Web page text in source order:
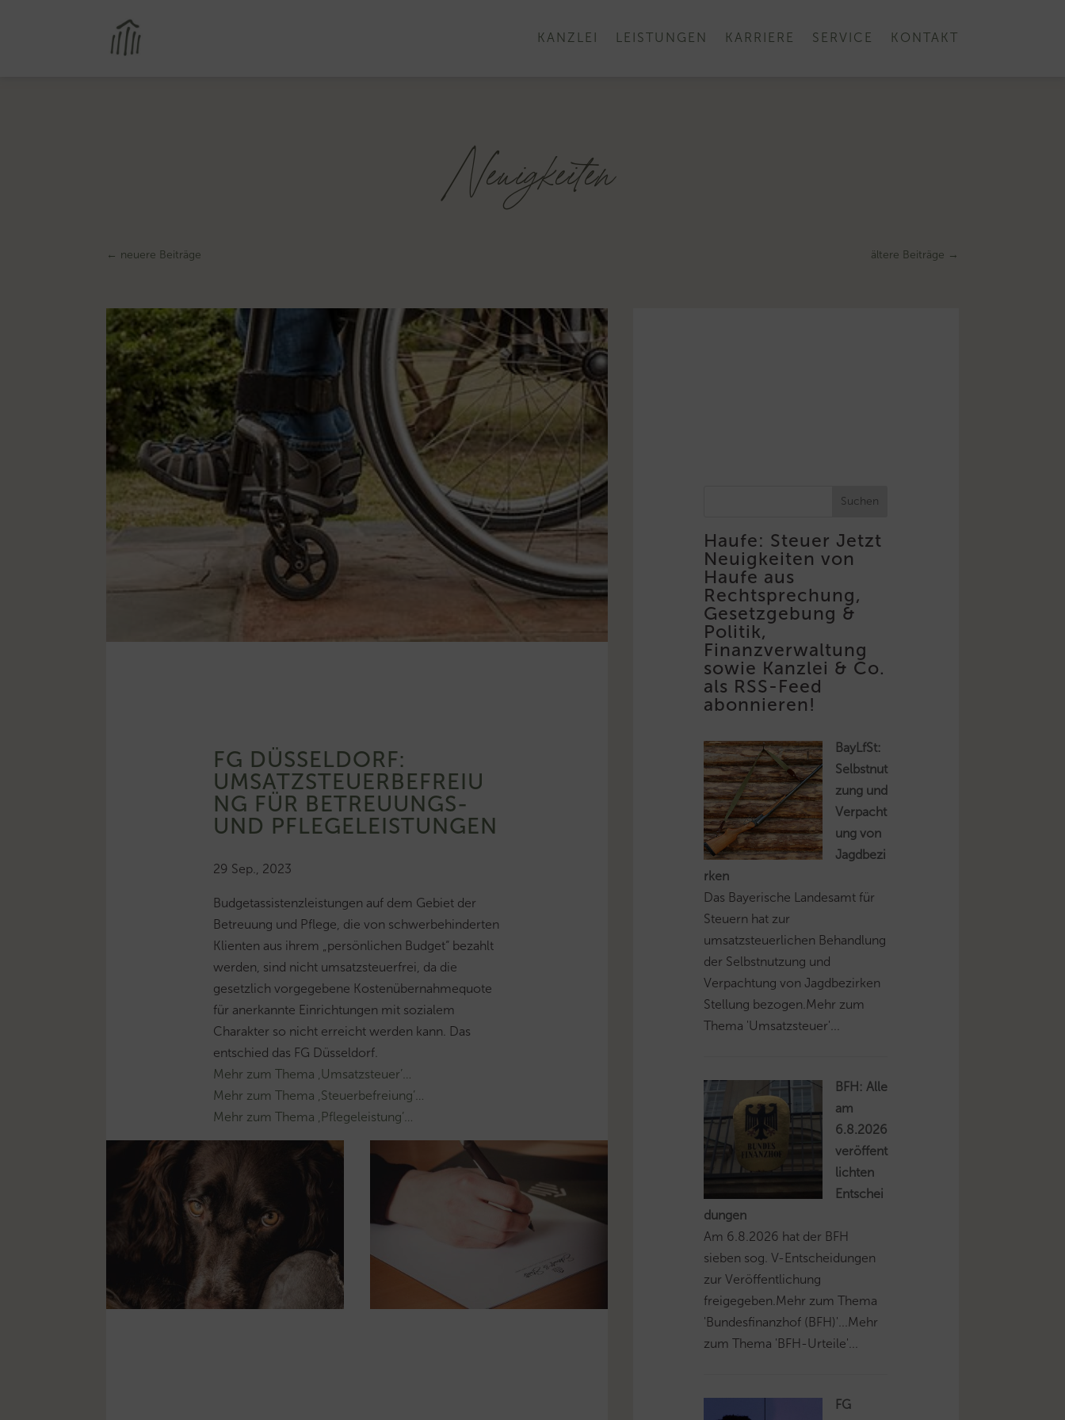
KANZLEI LEISTUNGEN KARRIERE SERVICE KONTAKT
Neuigkeiten
← neuere Beiträge ältere Beiträge →
FG DÜSSELDORF:
UMSATZSTEUERBEFREIU
NG FÜR BETREUUNGS-
UND PFLEGELEISTUNGEN
29 Sep., 2023
Budgetassistenzleistungen auf dem Gebiet der
Betreuung und Pflege, die von schwerbehinderten
Klienten aus ihrem „persönlichen Budget“ bezahlt
werden, sind nicht umsatzsteuerfrei, da die
gesetzlich vorgegebene Kostenübernahmequote
für anerkannte Einrichtungen mit sozialem
Charakter so nicht erreicht werden kann. Das
entschied das FG Düsseldorf.
Mehr zum Thema ‚Umsatzsteuer’…
Mehr zum Thema ‚Steuerbefreiung’…
Mehr zum Thema ‚Pflegeleistung’…
Suchen
Haufe: Steuer Jetzt
Neuigkeiten von
Haufe aus
Rechtsprechung,
Gesetzgebung &
Politik,
Finanzverwaltung
sowie Kanzlei & Co.
als RSS-Feed
abonnieren!
BayLfSt:
Selbstnut
zung und
Verpacht
ung von
Jagdbezi
rken
Das Bayerische Landesamt für
Steuern hat zur
umsatzsteuerlichen Behandlung
der Selbstnutzung und
Verpachtung von Jagdbezirken
Stellung bezogen.Mehr zum
Thema 'Umsatzsteuer'...
BFH: Alle
am
6.8.2026
veröffent
lichten
Entschei
dungen
Am 6.8.2026 hat der BFH
sieben sog. V-Entscheidungen
zur Veröffentlichung
freigegeben.Mehr zum Thema
'Bundesfinanzhof (BFH)'...Mehr
zum Thema 'BFH-Urteile'...
FG